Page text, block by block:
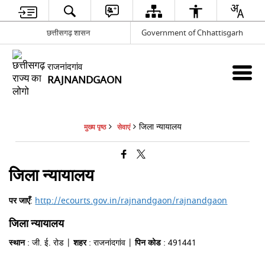
छत्तीसगढ़ शासन Government of Chhattisgarh
राजनांदगांव
RAJNANDGAON
मुख्य पृष्ठ सेवाएं जिला न्यायालय
जिला न्यायालय
पर जाएँ: http://ecourts.gov.in/rajnandgaon/rajnandgaon
जिला न्यायालय
स्थान: जी. ई. रोड |शहर: राजनांदगांव |पिन कोड: 491441